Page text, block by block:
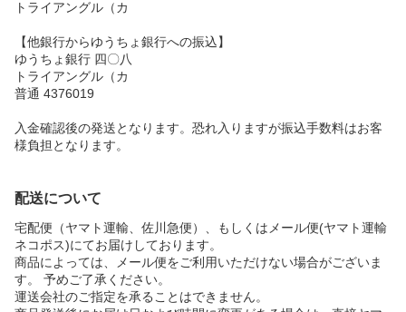
トライアングル（カ
【他銀行からゆうちょ銀行への振込】
ゆうちょ銀行 四〇八
トライアングル（カ
普通 4376019
入金確認後の発送となります。恐れ入りますが振込手数料はお客
様負担となります。
配送について
宅配便（ヤマト運輸、佐川急便）、もしくはメール便(ヤマト運輸
ネコポス)にてお届けしております。
商品によっては、メール便をご利用いただけない場合がございま
す。 予めご了承ください。
運送会社のご指定を承ることはできません。